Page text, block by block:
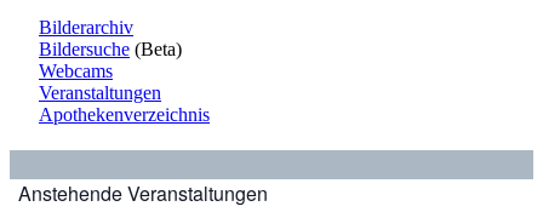
Bilderarchiv
Bildersuche (Beta)
Webcams
Veranstaltungen
Apothekenverzeichnis
Anstehende Veranstaltungen